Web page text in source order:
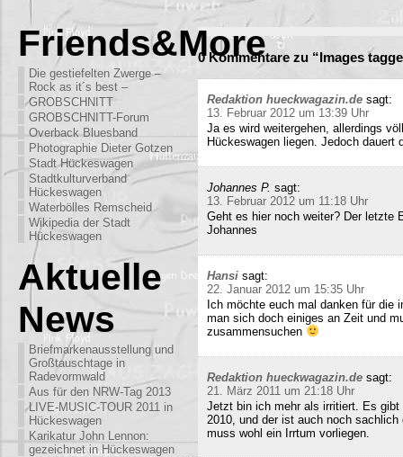
Friends&More
Die gestiefelten Zwerge –
Rock as it´s best –
GROBSCHNITT
GROBSCHNITT-Forum
Overback Bluesband
Photographie Dieter Gotzen
Stadt Hückeswagen
Stadtkulturverband
Hückeswagen
Waterbölles Remscheid
Wikipedia der Stadt
Hückeswagen
Aktuelle
News
Briefmarkenausstellung und
Großtauschtage in
Radevormwald
Aus für den NRW-Tag 2013
LIVE-MUSIC-TOUR 2011 in
Hückeswagen
Karikatur John Lennon:
gezeichnet in Hückeswagen
0 Kommentare zu “Images
Redaktion hueckwagazin.de sagt:
13. Februar 2012 um 13:39 Uhr
Ja es wird weitergehen, allerdings
Hückeswagen liegen. Jedoch
Johannes P. sagt:
13. Februar 2012 um 11:18 Uhr
Geht es hier noch weiter? Der letzte
Johannes
Hansi sagt:
22. Januar 2012 um 15:35 Uhr
Ich möchte euch mal danken für die
man sich doch einiges an Zeit und
zusammensuchen
Redaktion hueckwagazin.de sagt:
21. März 2011 um 21:18 Uhr
Jetzt bin ich mehr als irritiert. Es gibt
2010, und der ist auch noch
muss wohl ein Irrtum vorliegen.